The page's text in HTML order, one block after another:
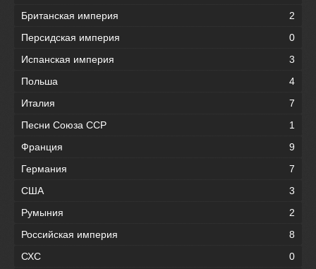
Британская империя
2
Персидская империя
0
Испанская империя
3
Польша
4
Италия
7
Песни Союза ССР
1
Франция
9
Германия
7
США
3
Румыния
2
Российская империя
8
СХС
0